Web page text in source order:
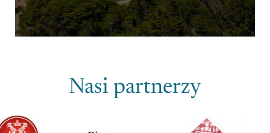
Nasi partnerzy